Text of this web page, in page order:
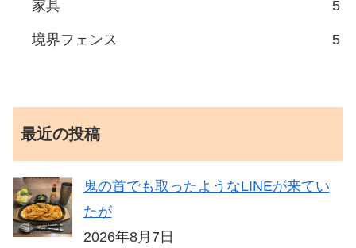
家具 5
境界フェンス 5
最近の投稿
鬼の首でも取ったようなLINEが来てい
たが
2026年8月7日